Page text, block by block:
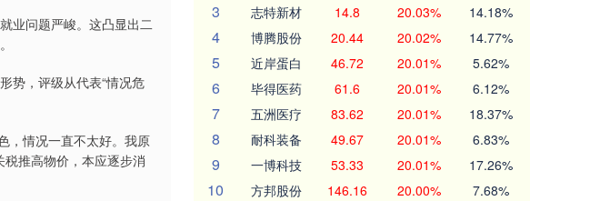
业问题严峻。这凸显出二
势，评级从代表“情况危
，情况一直不太好。我原
推高物价，本应逐步消
3 志特新材 14.8 20.03% 14.18%
4 博腾股份 20.44 20.02% 14.77%
5 近岸蛋白 46.72 20.01% 5.62%
6 毕得医药 61.6 20.01% 6.12%
7 五洲医疗 83.62 20.01% 18.37%
8 耐科装备 49.67 20.01% 6.83%
9 一博科技 53.33 20.01% 17.26%
10 方邦股份 146.16 20.00% 7.68%